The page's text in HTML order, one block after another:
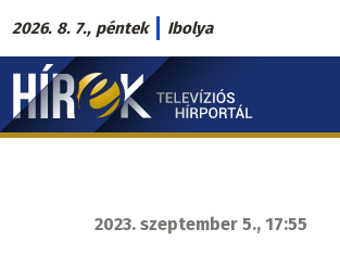
Ugrás
a
tartalomra
2026. 8. 7., péntek Ibolya
Hírek.sk
fő
2023. szeptember 5., 17:55